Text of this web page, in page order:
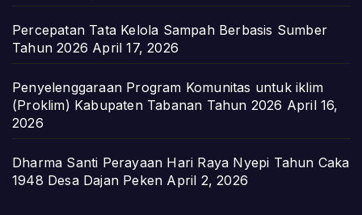
Percepatan Tata Kelola Sampah Berbasis Sumber
Tahun 2026 April 17, 2026
Penyelenggaraan Program Komunitas untuk iklim
(Proklim) Kabupaten Tabanan Tahun 2026 April 16,
2026
Dharma Santi Perayaan Hari Raya Nyepi Tahun Caka
1948 Desa Dajan Peken April 2, 2026